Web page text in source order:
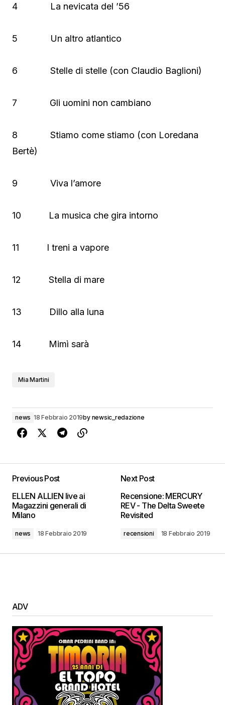
4 La nevicata del ’56
5 Un altro atlantico
6 Stelle di stelle (con Claudio Baglioni)
7 Gli uomini non cambiano
8 Stiamo come stiamo (con Loredana
Bertè)
9 Viva l’amore
10 La musica che gira intorno
11 I treni a vapore
12 Stella di mare
13 Dillo alla luna
14 Mimì sarà
Mia Martini
news 18 Febbraio 2019by newsic_redazione
Previous Post
ELLEN ALLIEN live ai
Magazzini generali di
Milano
news 18 Febbraio 2019
Next Post
Recensione: MERCURY
REV - The Delta Sweete
Revisited
recensioni 18 Febbraio 2019
ADV